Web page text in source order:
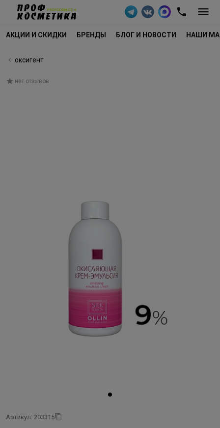
АКЦИИ И СКИДКИ БРЕНДЫ БЛОГ И НОВОСТИ НАШИ
оксигент
нет отзывов
Артикул: 203315